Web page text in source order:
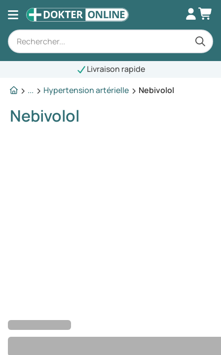
Livraison rapide
...
Hypertension artérielle Nebivolol
Nebivolol